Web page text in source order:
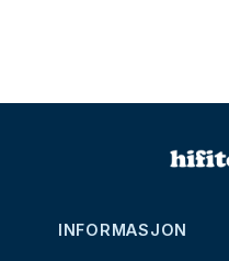
INFORMASJON